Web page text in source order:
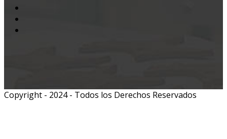
Copyright - 2024 - Todos los Derechos Reservados